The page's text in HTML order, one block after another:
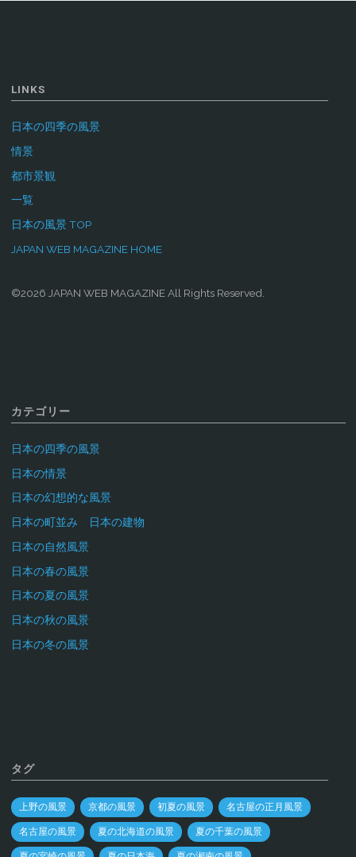
LINKS
日本の四季の風景
情景
都市景観
一覧
日本の風景 TOP
JAPAN WEB MAGAZINE HOME
©2026 JAPAN WEB MAGAZINE All Rights Reserved.
カテゴリー
日本の四季の風景
日本の情景
日本の幻想的な風景
日本の町並み 日本の建物
日本の自然風景
日本の春の風景
日本の夏の風景
日本の秋の風景
日本の冬の風景
タグ
上野の風景 京都の風景 初夏の風景 名古屋の正月風景
名古屋の風景 夏の北海道の風景 夏の千葉の風景